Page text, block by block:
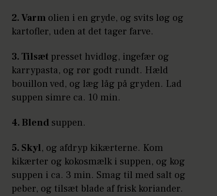
2. Varm olien i en gryde, og svits løg og
kartofler, uden at det tager farve.
3. Tilsæt presset hvidløg, ingefær og
karrypasta, og rør godt rundt. Hæld
bouillon ved, og læg låg på gryden. Lad
suppen simre ca. 10 min.
4. Blend suppen.
5. Skyl, og afdryp kikærterne. Kom
kikærter og kokosmælk i suppen, og kog
suppen i ca. 3 min. Smag til med salt og
peber, og tilsæt blade af frisk koriander.